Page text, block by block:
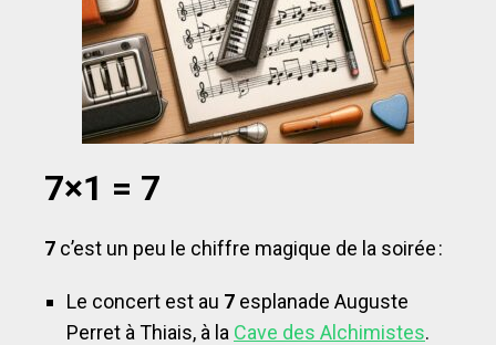
7×1 = 7
7 c’est un peu le chiffre magique de la soirée :
Le concert est au 7 esplanade Auguste
Perret à Thiais, à la Cave des Alchimistes.